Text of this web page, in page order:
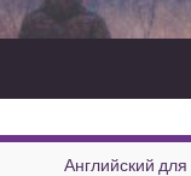
Английский